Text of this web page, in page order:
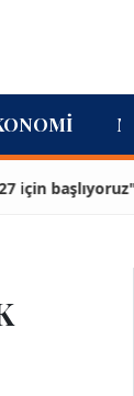
başlıyoruz"